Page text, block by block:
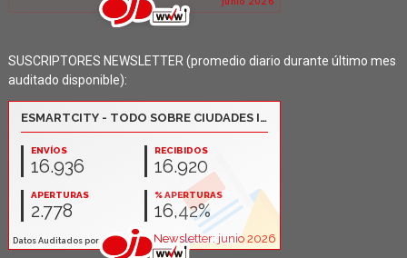
SUSCRIPTORES NEWSLETTER (promedio diario durante último mes
auditado disponible):